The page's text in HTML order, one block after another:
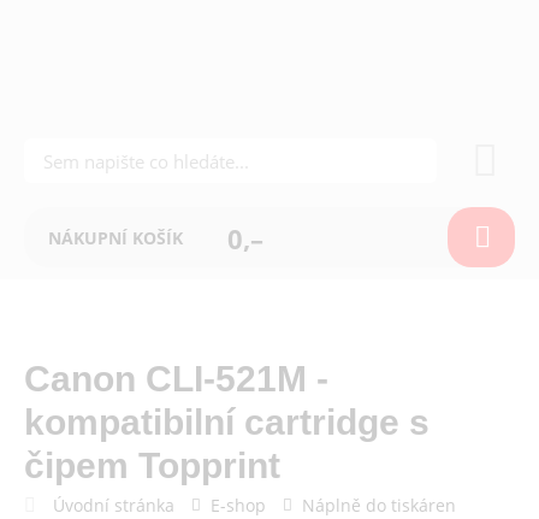
NÁKUPNÍ KOŠÍK 0,–
Canon CLI-521M -
kompatibilní cartridge s
čipem Topprint
Úvodní stránka E-shop
Náplně do tiskáren